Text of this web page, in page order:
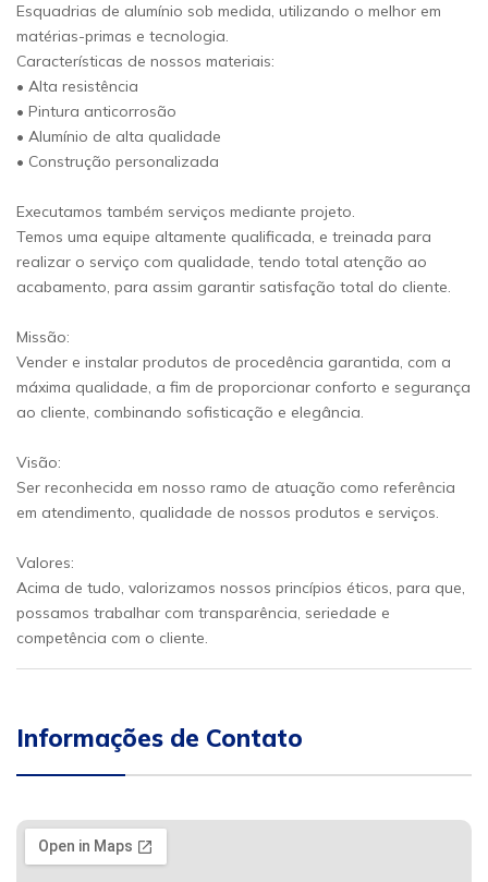
Esquadrias de alumínio sob medida, utilizando o melhor em
matérias-primas e tecnologia.
Características de nossos materiais:
• Alta resistência
• Pintura anticorrosão
• Alumínio de alta qualidade
• Construção personalizada
Executamos também serviços mediante projeto.
Temos uma equipe altamente qualificada, e treinada para
realizar o serviço com qualidade, tendo total atenção ao
acabamento, para assim garantir satisfação total do cliente.
Missão:
Vender e instalar produtos de procedência garantida, com a
máxima qualidade, a fim de proporcionar conforto e segurança
ao cliente, combinando sofisticação e elegância.
Visão:
Ser reconhecida em nosso ramo de atuação como referência
em atendimento, qualidade de nossos produtos e serviços.
Valores:
Acima de tudo, valorizamos nossos princípios éticos, para que,
possamos trabalhar com transparência, seriedade e
competência com o cliente.
Informações de Contato